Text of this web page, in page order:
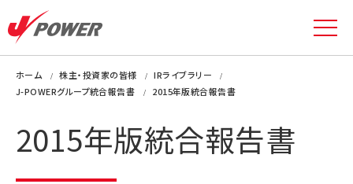
ホーム 株主・投資家の皆様
IRライブラリー
J-POWERグループ統合報告書
2015年版統合報告書
2015年版統合報告書